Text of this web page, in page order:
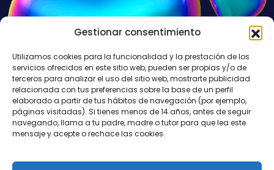
Gestionar consentimiento
Utilizamos cookies para la funcionalidad y la prestación de los
servicios ofrecidos en este sitio web, pueden ser propias y/o de
terceros para analizar el uso del sitio web, mostrarte publicidad
relacionada con tus preferencias sobre la base de un perfil
elaborado a partir de tus hábitos de navegación (por ejemplo,
páginas visitadas). Si tienes menos de 14 años, antes de seguir
navegando, llama a tu padre, madre o tutor para que lea este
mensaje y acepte o rechace las cookies.